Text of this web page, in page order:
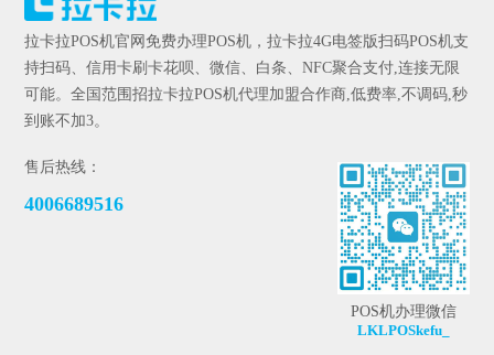
拉卡拉POS机官网免费办理POS机，拉卡拉4G电签版扫码POS机支
持扫码、信用卡刷卡花呗、微信、白条、NFC聚合支付,连接无限
可能。全国范围招拉卡拉POS机代理加盟合作商,低费率,不调码,秒
到账不加3。
售后热线：
4006689516
POS机办理微信
LKLPOSkefu_